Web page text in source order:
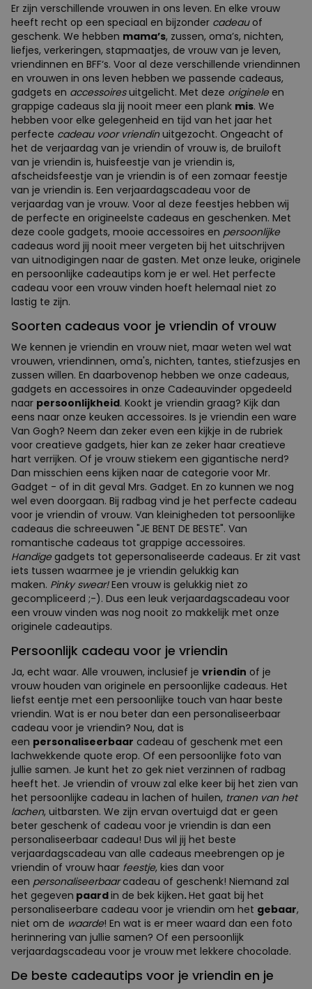
Er zijn verschillende vrouwen in ons leven. En elke vrouw
heeft recht op een speciaal en bijzonder cadeauof
geschenk. We hebben mama’s, zussen, oma’s, nichten,
liefjes, verkeringen, stapmaatjes, de vrouw van je leven,
vriendinnen en BFF‘s. Voor al deze verschillende vriendinnen
en vrouwen in ons leven hebben we passende cadeaus,
gadgets en accessoiresuitgelicht. Met deze origineleen
grappige cadeaus sla jij nooit meer een plank mis. We
hebben voor elke gelegenheid en tijd van het jaar het
perfecte cadeau voor vriendinuitgezocht. Ongeacht of
het de verjaardag van je vriendin of vrouw is, de bruiloft
van je vriendin is, huisfeestje van je vriendin is,
afscheidsfeestje van je vriendin is of een zomaar feestje
van je vriendin is. Een verjaardagscadeau voor de
verjaardag van je vrouw. Voor al deze feestjes hebben wij
de perfecte en origineelste cadeaus en geschenken. Met
deze coole gadgets, mooie accessoires en persoonlijke
cadeaus word jij nooit meer vergeten bij het uitschrijven
van uitnodigingen naar de gasten. Met onze leuke, originele
en persoonlijke cadeautips kom je er wel. Het perfecte
cadeau voor een vrouw vinden hoeft helemaal niet zo
lastig te zijn.
Soorten cadeaus voor je vriendin of vrouw
We kennen je vriendin en vrouw niet, maar weten wel wat
vrouwen, vriendinnen, oma's, nichten, tantes, stiefzusjes en
zussen willen. En daarbovenop hebben we onze cadeaus,
gadgets en accessoires in onze Cadeauvinder opgedeeld
naar persoonlijkheid. Kookt je vriendin graag? Kijk dan
eens naar onze keuken accessoires. Is je vriendin een ware
Van Gogh? Neem dan zeker even een kijkje in de rubriek
voor creatieve gadgets, hier kan ze zeker haar creatieve
hart verrijken. Of je vrouw stiekem een gigantische nerd?
Dan misschien eens kijken naar de categorie voor Mr.
Gadget - of in dit geval Mrs. Gadget. En zo kunnen we nog
wel even doorgaan. Bij radbag vind je het perfecte cadeau
voor je vriendin of vrouw. Van kleinigheden tot persoonlijke
cadeaus die schreeuwen "JE BENT DE BESTE". Van
romantische cadeaus tot grappige accessoires.
Handigegadgets tot gepersonaliseerde cadeaus. Er zit vast
iets tussen waarmee je je vriendin gelukkig kan
maken. Pinky swear!Een vrouw is gelukkig niet zo
gecompliceerd ;-). Dus een leuk verjaardagscadeau voor
een vrouw vinden was nog nooit zo makkelijk met onze
originele cadeautips.
Persoonlijk cadeau voor je vriendin
Ja, echt waar. Alle vrouwen, inclusief je vriendin of je
vrouw houden van originele en persoonlijke cadeaus. Het
liefst eentje met een persoonlijke touch van haar beste
vriendin. Wat is er nou beter dan een personaliseerbaar
cadeau voor je vriendin? Nou, dat is
een personaliseerbaar cadeau of geschenk met een
lachwekkende quote erop. Of een persoonlijke foto van
jullie samen. Je kunt het zo gek niet verzinnen of radbag
heeft het. Je vriendin of vrouw zal elke keer bij het zien van
het persoonlijke cadeau in lachen of huilen, tranen van het
lachen, uitbarsten. We zijn ervan overtuigd dat er geen
beter geschenk of cadeau voor je vriendin is dan een
personaliseerbaar cadeau! Dus wil jij het beste
verjaardagscadeau van alle cadeaus meebrengen op je
vriendin of vrouw haar feestje, kies dan voor
een personaliseerbaarcadeau of geschenk! Niemand zal
het gegeven paardin de bek kijken.Het gaat bij het
personaliseerbare cadeau voor je vriendin om het gebaar,
niet om de waarde! En wat is er meer waard dan een foto
herinnering van jullie samen? Of een persoonlijk
verjaardagscadeau voor je vrouw met lekkere chocolade.
De beste cadeautips voor je vriendin en je